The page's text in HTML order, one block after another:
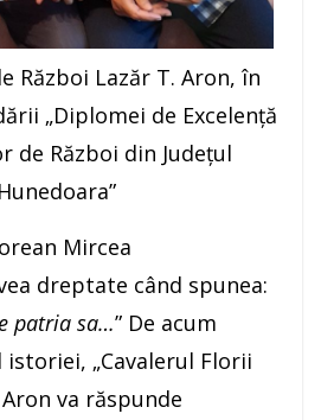
Război Lazăr T. Aron, în
„Diplomei de Excelență
de Război din Județul
Hunedoara”
Mircea
dreptate când spunea:
patria sa…” De acum
„Cavalerul Florii
va răspunde